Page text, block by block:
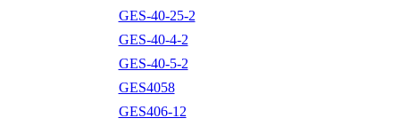
GES-40-25-2
GES-40-4-2
GES-40-5-2
GES4058
GES406-12